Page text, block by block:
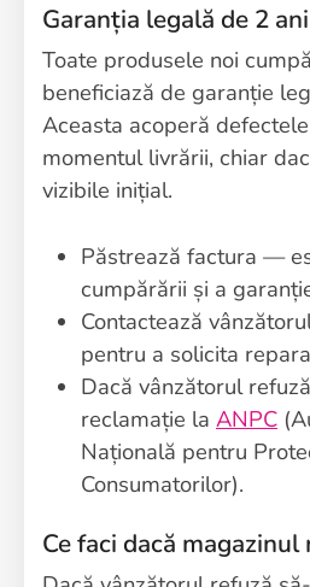
Garanția legală de 2 ani
Toate produsele noi
beneficiază de garanție
Aceasta acoperă
momentul livrării, chiar
vizibile inițial.
Păstrează factura —
cumpărării și a
Contactează
pentru a solicita
Dacă vânzătorul
reclamație la ANPC
Națională pentru
Consumatorilor).
Ce faci dacă